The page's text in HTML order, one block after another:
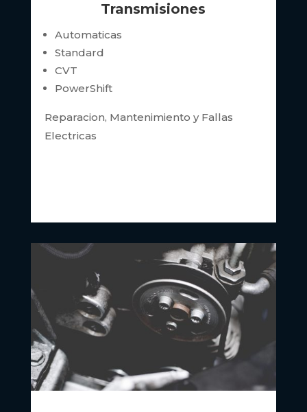
Transmisiones
Automaticas
Standard
CVT
PowerShift
Reparacion, Mantenimiento y Fallas
Electricas